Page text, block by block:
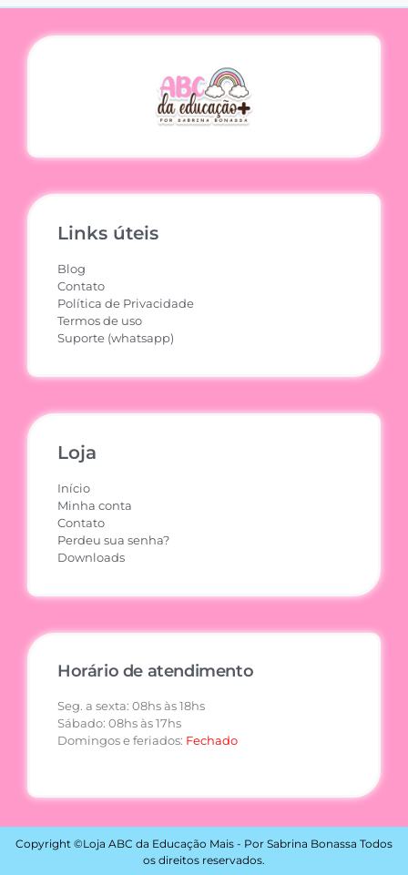
Links úteis
Blog
Contato
Política de Privacidade
Termos de uso
Suporte (whatsapp)
Loja
Início
Minha conta
Contato
Perdeu sua senha?
Downloads
Horário de atendimento
Seg. a sexta: 08hs às 18hs
Sábado: 08hs às 17hs
Domingos e feriados: Fechado
Copyright ©Loja ABC da Educação Mais - Por Sabrina Bonassa Todos
os direitos reservados.